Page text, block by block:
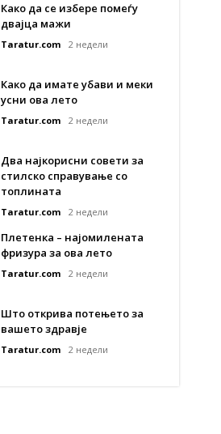
Како да се избере помеѓу
двајца мажи
Taratur.com 2 недели
Како да имате убави и меки
усни ова лето
Taratur.com 2 недели
Два најкорисни совети за
стилско справување со
топлината
Taratur.com 2 недели
Плетенка – најомилената
фризура за ова лето
Taratur.com 2 недели
Што открива потењето за
вашето здравје
Taratur.com 2 недели